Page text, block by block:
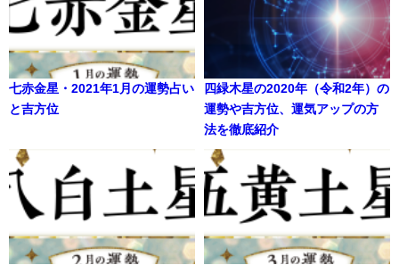
七赤金星・2021年1月の運勢占い
と吉方位
四緑木星の2020年（令和2年）の
運勢や吉方位、運気アップの方
法を徹底紹介